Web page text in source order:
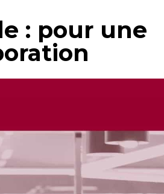
: pour une